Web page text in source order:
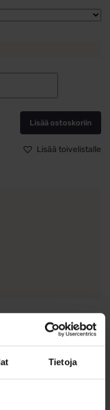
Tietoja
2,5mm
määrä
Lisää ostoskoriin
Lisää toivelistalle
tai korun